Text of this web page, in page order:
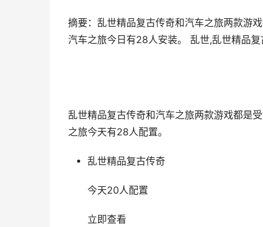
摘要：乱世精品复古传奇和汽车之旅两款游
汽车之旅今日有28人安装。 乱世,乱世精品
乱世精品复古传奇和汽车之旅两款游戏都是
之旅今天有28人配置。
乱世精品复古传奇
今天20人配置
立即查看